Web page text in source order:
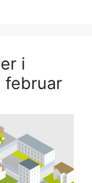
i
februar